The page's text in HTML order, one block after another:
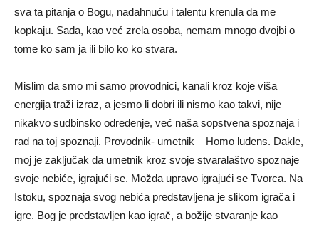
sva ta pitanja o Bogu, nadahnuću i talentu krenula da me
kopkaju. Sada, kao već zrela osoba, nemam mnogo dvojbi o
tome ko sam ja ili bilo ko ko stvara.
Mislim da smo mi samo provodnici, kanali kroz koje viša
energija traži izraz, a jesmo li dobri ili nismo kao takvi, nije
nikakvo sudbinsko određenje, već naša sopstvena spoznaja i
rad na toj spoznaji. Provodnik- umetnik – Homo ludens. Dakle,
moj je zaključak da umetnik kroz svoje stvaralaštvo spoznaje
svoje nebiće, igrajući se. Možda upravo igrajući se Tvorca. Na
Istoku, spoznaja svog nebića predstavljena je slikom igrača i
igre. Bog je predstavljen kao igrač, a božije stvaranje kao